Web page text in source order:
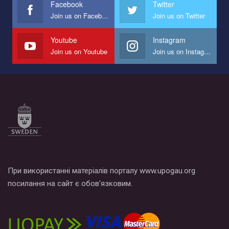
Мы просим вас поддержать нас и помочь нам реализовать
наш план по борьбе с насилием и дискриминацией на почве
СОГИ в Украине.
Все, что вам нужно сделать - это зайти на наш канал YouTube
Facebook
Join us on Facebook
Twitter
Join us on Twitter
Youtube
Join us on Youtube
Instagram
Join us on Instagram
При використанні матеріалів порталу www.upogau.org
посилання на сайт є обов’язковим.